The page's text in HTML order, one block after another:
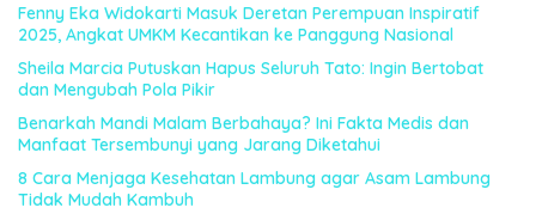
Fenny Eka Widokarti Masuk Deretan Perempuan Inspiratif
2025, Angkat UMKM Kecantikan ke Panggung Nasional
Sheila Marcia Putuskan Hapus Seluruh Tato: Ingin Bertobat
dan Mengubah Pola Pikir
Benarkah Mandi Malam Berbahaya? Ini Fakta Medis dan
Manfaat Tersembunyi yang Jarang Diketahui
8 Cara Menjaga Kesehatan Lambung agar Asam Lambung
Tidak Mudah Kambuh